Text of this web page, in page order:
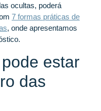
ocultas, poderá
7 formas práticas de
, onde apresentamos
estar
das